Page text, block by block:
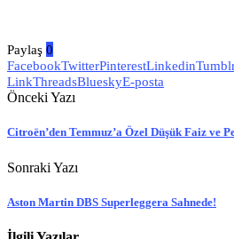
Paylaş 0
FacebookTwitterPinterestLinkedin
LinkThreadsBlueskyE-posta
Önceki Yazı
Citroën’den Temmuz’a Özel Düşük Faiz ve
Sonraki Yazı
Aston Martin DBS Superleggera Sahnede!